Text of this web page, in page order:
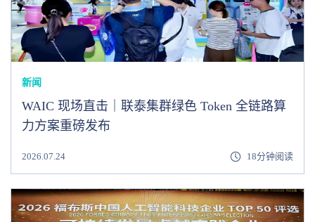
新闻
WAIC 现场直击｜联泰集群绿色 Token 全链路算
力方案重磅发布
2026.07.24 18分钟阅读